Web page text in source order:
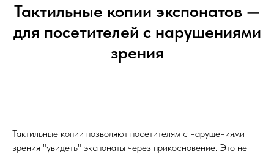
Тактильные копии экспонатов —
для посетителей с нарушениями
зрения
Тактильные копии позволяют посетителям с нарушениями
зрения "увидеть" экспонаты через прикосновение. Это не